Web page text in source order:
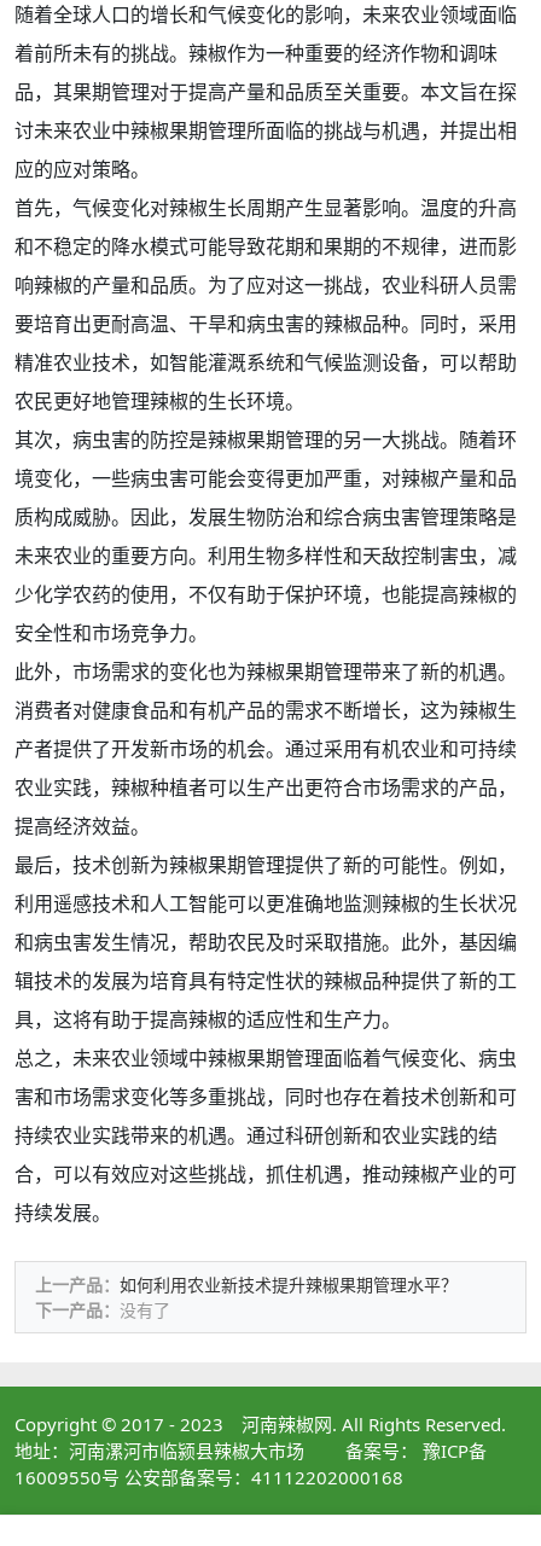
随着全球人口的增长和气候变化的影响，未来农业领域面临
着前所未有的挑战。辣椒作为一种重要的经济作物和调味
品，其果期管理对于提高产量和品质至关重要。本文旨在探
讨未来农业中辣椒果期管理所面临的挑战与机遇，并提出相
应的应对策略。
首先，气候变化对辣椒生长周期产生显著影响。温度的升高
和不稳定的降水模式可能导致花期和果期的不规律，进而影
响辣椒的产量和品质。为了应对这一挑战，农业科研人员需
要培育出更耐高温、干旱和病虫害的辣椒品种。同时，采用
精准农业技术，如智能灌溉系统和气候监测设备，可以帮助
农民更好地管理辣椒的生长环境。
其次，病虫害的防控是辣椒果期管理的另一大挑战。随着环
境变化，一些病虫害可能会变得更加严重，对辣椒产量和品
质构成威胁。因此，发展生物防治和综合病虫害管理策略是
未来农业的重要方向。利用生物多样性和天敌控制害虫，减
少化学农药的使用，不仅有助于保护环境，也能提高辣椒的
安全性和市场竞争力。
此外，市场需求的变化也为辣椒果期管理带来了新的机遇。
消费者对健康食品和有机产品的需求不断增长，这为辣椒生
产者提供了开发新市场的机会。通过采用有机农业和可持续
农业实践，辣椒种植者可以生产出更符合市场需求的产品，
提高经济效益。
最后，技术创新为辣椒果期管理提供了新的可能性。例如，
利用遥感技术和人工智能可以更准确地监测辣椒的生长状况
和病虫害发生情况，帮助农民及时采取措施。此外，基因编
辑技术的发展为培育具有特定性状的辣椒品种提供了新的工
具，这将有助于提高辣椒的适应性和生产力。
总之，未来农业领域中辣椒果期管理面临着气候变化、病虫
害和市场需求变化等多重挑战，同时也存在着技术创新和可
持续农业实践带来的机遇。通过科研创新和农业实践的结
合，可以有效应对这些挑战，抓住机遇，推动辣椒产业的可
持续发展。
上一产品： 如何利用农业新技术提升辣椒果期管理水平？
下一产品： 没有了
Copyright © 2017 - 2023 河南辣椒网. All Rights Reserved.
地址：河南漯河市临颍县辣椒大市场 备案号： 豫ICP备
16009550号 公安部备案号：41112202000168